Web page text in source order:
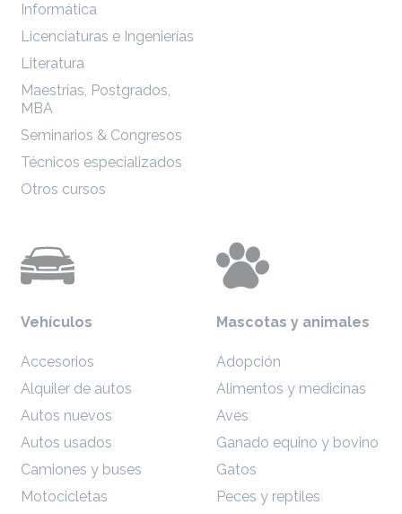
Informática
Licenciaturas e Ingenierías
Literatura
Maestrías, Postgrados,
MBA
Seminarios & Congresos
Técnicos especializados
Otros cursos
Vehículos
Accesorios
Alquiler de autos
Autos nuevos
Autos usados
Camiones y buses
Motocicletas
Mascotas y animales
Adopción
Alimentos y medicinas
Aves
Ganado equino y bovino
Gatos
Peces y reptiles